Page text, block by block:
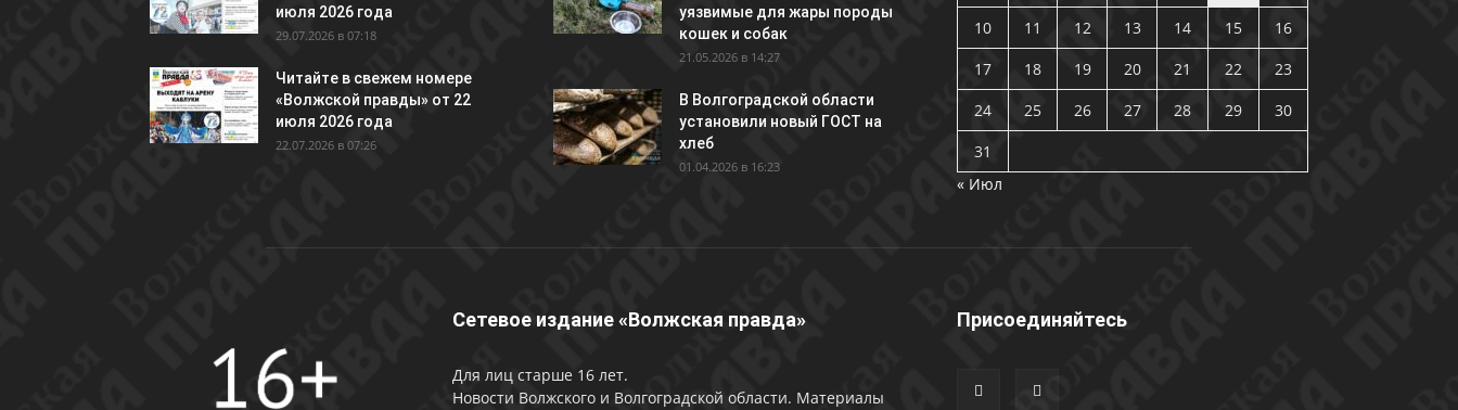
июля 2026 года
29.07.2026 в 07:18
Читайте в свежем номере
«Волжской правды» от 22
июля 2026 года
22.07.2026 в 07:26
уязвимые для жары породы
кошек и собак
21.05.2026 в 14:27
В Волгоградской области
установили новый ГОСТ на
хлеб
01.04.2026 в 16:23
10
11 12 13 14 15
16
17
18 19 20 21 22
23
24
25 26 27 28 29
30
31
« Июл
Сетевое издание «Волжская правда»
Для лиц старше 16 лет.
Новости Волжского и Волгоградской области. Материалы
Присоединяйтесь